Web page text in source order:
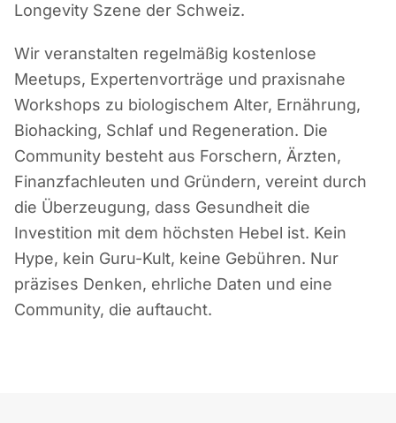
Longevity Szene der Schweiz.
Wir veranstalten regelmäßig kostenlose
Meetups, Expertenvorträge und praxisnahe
Workshops zu biologischem Alter, Ernährung,
Biohacking, Schlaf und Regeneration. Die
Community besteht aus Forschern, Ärzten,
Finanzfachleuten und Gründern, vereint durch
die Überzeugung, dass Gesundheit die
Investition mit dem höchsten Hebel ist. Kein
Hype, kein Guru-Kult, keine Gebühren. Nur
präzises Denken, ehrliche Daten und eine
Community, die auftaucht.